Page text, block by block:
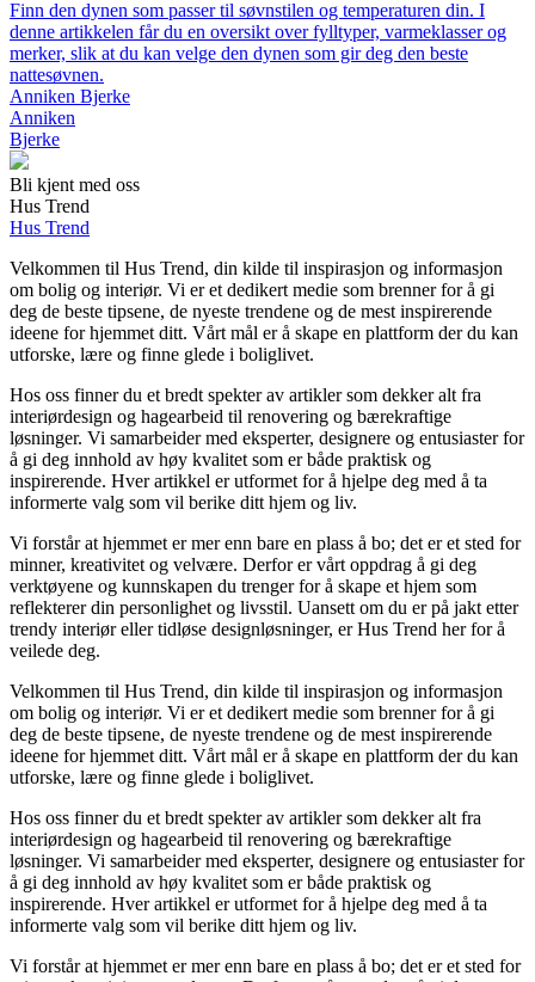
Finn den dynen som passer til søvnstilen og temperaturen din. I
denne artikkelen får du en oversikt over fylltyper, varmeklasser og
merker, slik at du kan velge den dynen som gir deg den beste
nattesøvnen.
Anniken Bjerke
Anniken
Bjerke
Bli kjent med oss
Hus Trend
Hus Trend
Velkommen til Hus Trend, din kilde til inspirasjon og informasjon
om bolig og interiør. Vi er et dedikert medie som brenner for å gi
deg de beste tipsene, de nyeste trendene og de mest inspirerende
ideene for hjemmet ditt. Vårt mål er å skape en plattform der du kan
utforske, lære og finne glede i boliglivet.
Hos oss finner du et bredt spekter av artikler som dekker alt fra
interiørdesign og hagearbeid til renovering og bærekraftige
løsninger. Vi samarbeider med eksperter, designere og entusiaster for
å gi deg innhold av høy kvalitet som er både praktisk og
inspirerende. Hver artikkel er utformet for å hjelpe deg med å ta
informerte valg som vil berike ditt hjem og liv.
Vi forstår at hjemmet er mer enn bare en plass å bo; det er et sted for
minner, kreativitet og velvære. Derfor er vårt oppdrag å gi deg
verktøyene og kunnskapen du trenger for å skape et hjem som
reflekterer din personlighet og livsstil. Uansett om du er på jakt etter
trendy interiør eller tidløse designløsninger, er Hus Trend her for å
veilede deg.
Velkommen til Hus Trend, din kilde til inspirasjon og informasjon
om bolig og interiør. Vi er et dedikert medie som brenner for å gi
deg de beste tipsene, de nyeste trendene og de mest inspirerende
ideene for hjemmet ditt. Vårt mål er å skape en plattform der du kan
utforske, lære og finne glede i boliglivet.
Hos oss finner du et bredt spekter av artikler som dekker alt fra
interiørdesign og hagearbeid til renovering og bærekraftige
løsninger. Vi samarbeider med eksperter, designere og entusiaster for
å gi deg innhold av høy kvalitet som er både praktisk og
inspirerende. Hver artikkel er utformet for å hjelpe deg med å ta
informerte valg som vil berike ditt hjem og liv.
Vi forstår at hjemmet er mer enn bare en plass å bo; det er et sted for